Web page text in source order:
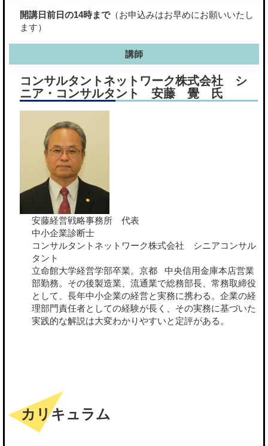
開講日前日の14時まで（お申込みはお早めにお願いいたし
ます）
講師
コンサルタントネットワーク株式会社 シ
ニア・コンサルタント 安藤 覺 氏
安藤経営戦略事務所 代表
中小企業診断士
コンサルタントネットワーク株式会社 シニアコンサル
タント
立命館大学経営学部卒業。京都 中央信用金庫本店営業
部勤務。その後製造業、流通業で総務部長、常務取締役
として、長年中小企業の経営と実務に携わる。企業の経
理部門責任者としての経験が長く、その実務に基づいた
実践的な解説は大変わかりやすいと定評がある。
カリキュラム